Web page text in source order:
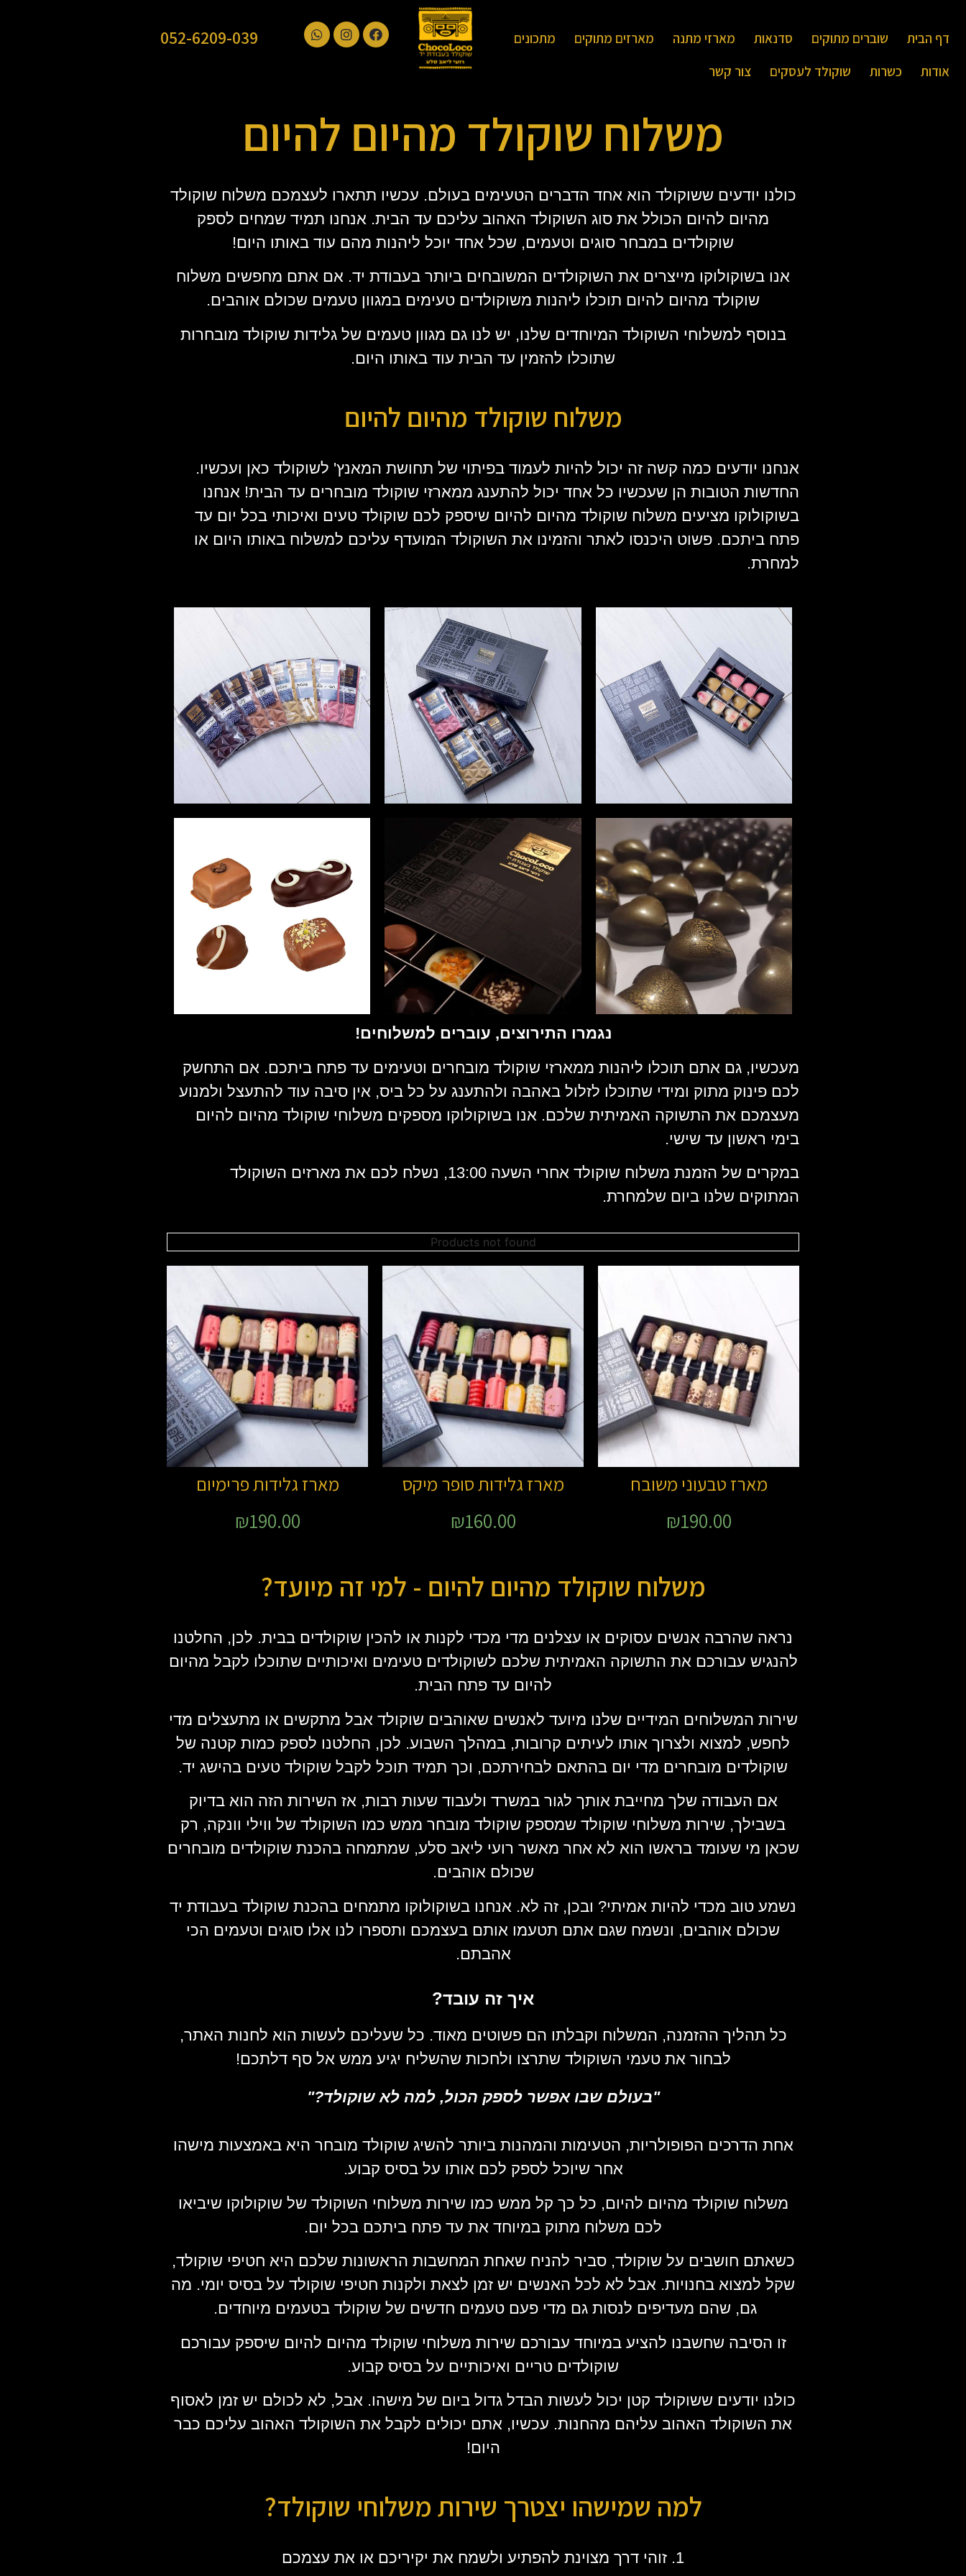
דף הבית שוברים מתוקים סדנאות מארזי מתנה מארזים מתוקים
מתכונים
אודות
כשרות שוקולד לעסקים צור קשר
052-6209-039
משלוח שוקולד מהיום להיום
כולנו יודעים ששוקולד הוא אחד הדברים הטעימים בעולם. עכשיו תתארו לעצמכם משלוח שוקולד
מהיום להיום הכולל את סוג השוקולד האהוב עליכם עד הבית. אנחנו תמיד שמחים לספק
שוקולדים במבחר סוגים וטעמים, שכל אחד יוכל ליהנות מהם עוד באותו היום!
אנו בשוקולוקו מייצרים את השוקולדים המשובחים ביותר בעבודת יד. אם אתם מחפשים משלוח
שוקולד מהיום להיום תוכלו ליהנות משוקולדים טעימים במגוון טעמים שכולם אוהבים.
בנוסף למשלוחי השוקולד המיוחדים שלנו, יש לנו גם מגוון טעמים של גלידות שוקולד מובחרות
שתוכלו להזמין עד הבית עוד באותו היום.
משלוח שוקולד מהיום להיום
אנחנו יודעים כמה קשה זה יכול להיות לעמוד בפיתוי של תחושת המאנץ' לשוקולד כאן ועכשיו.
החדשות הטובות הן שעכשיו כל אחד יכול להתענג ממארזי שוקולד מובחרים עד הבית! אנחנו
בשוקולוקו מציעים משלוח שוקולד מהיום להיום שיספק לכם שוקולד טעים ואיכותי בכל יום עד
פתח ביתכם. פשוט היכנסו לאתר והזמינו את השוקולד המועדף עליכם למשלוח באותו היום או
למחרת.
נגמרו התירוצים, עוברים למשלוחים!
מעכשיו, גם אתם תוכלו ליהנות ממארזי שוקולד מובחרים וטעימים עד פתח ביתכם. אם התחשק
לכם פינוק מתוק ומידי שתוכלו לזלול באהבה ולהתענג על כל ביס, אין סיבה עוד להתעצל ולמנוע
מעצמכם את התשוקה האמיתית שלכם. אנו בשוקולוקו מספקים משלוחי שוקולד מהיום להיום
בימי ראשון עד שישי.
במקרים של הזמנת משלוח שוקולד אחרי השעה 13:00, נשלח לכם את מארזים השוקולד
המתוקים שלנו ביום שלמחרת.
Products not found
מארז טבעוני משובח
₪190.00
מארז גלידות סופר מיקס
₪160.00
מארז גלידות פרימיום
₪190.00
משלוח שוקולד מהיום להיום - למי זה מיועד?
נראה שהרבה אנשים עסוקים או עצלנים מדי מכדי לקנות או להכין שוקולדים בבית. לכן, החלטנו
להנגיש עבורכם את התשוקה האמיתית שלכם לשוקולדים טעימים ואיכותיים שתוכלו לקבל מהיום
להיום עד פתח הבית.
שירות המשלוחים המידיים שלנו מיועד לאנשים שאוהבים שוקולד אבל מתקשים או מתעצלים מדי
לחפש, למצוא ולצרוך אותו לעיתים קרובות, במהלך השבוע. לכן, החלטנו לספק כמות קטנה של
שוקולדים מובחרים מדי יום בהתאם לבחירתכם, וכך תמיד תוכל לקבל שוקולד טעים בהישג יד.
אם העבודה שלך מחייבת אותך לגור במשרד ולעבוד שעות רבות, אז השירות הזה הוא בדיוק
בשבילך, שירות משלוחי שוקולד שמספק שוקולד מובחר ממש כמו השוקולד של ווילי וונקה, רק
שכאן מי שעומד בראשו הוא לא אחר מאשר רועי ליאב סלע, שמתמחה בהכנת שוקולדים מובחרים
שכולם אוהבים.
נשמע טוב מכדי להיות אמיתי? ובכן, זה לא. אנחנו בשוקולוקו מתמחים בהכנת שוקולד בעבודת יד
שכולם אוהבים, ונשמח שגם אתם תטעמו אותם בעצמכם ותספרו לנו אלו סוגים וטעמים הכי
אהבתם.
איך זה עובד?
כל תהליך ההזמנה, המשלוח וקבלתו הם פשוטים מאוד. כל שעליכם לעשות הוא לחנות האתר,
לבחור את טעמי השוקולד שתרצו ולחכות שהשליח יגיע ממש אל סף דלתכם!
"בעולם שבו אפשר לספק הכול, למה לא שוקולד?"
אחת הדרכים הפופולריות, הטעימות והמהנות ביותר להשיג שוקולד מובחר היא באמצעות מישהו
אחר שיוכל לספק לכם אותו על בסיס קבוע.
משלוח שוקולד מהיום להיום, כל כך קל ממש כמו שירות משלוחי השוקולד של שוקולוקו שיביאו
לכם משלוח מתוק במיוחד את עד פתח ביתכם בכל יום.
כשאתם חושבים על שוקולד, סביר להניח שאחת המחשבות הראשונות שלכם היא חטיפי שוקולד,
שקל למצוא בחנויות. אבל לא לכל האנשים יש זמן לצאת ולקנות חטיפי שוקולד על בסיס יומי. מה
גם, שהם מעדיפים לנסות גם מדי פעם טעמים חדשים של שוקולד בטעמים מיוחדים.
זו הסיבה שחשבנו להציע במיוחד עבורכם שירות משלוחי שוקולד מהיום להיום שיספק עבורכם
שוקולדים טריים ואיכותיים על בסיס קבוע.
כולנו יודעים ששוקולד קטן יכול לעשות הבדל גדול ביום של מישהו. אבל, לא לכולם יש זמן לאסוף
את השוקולד האהוב עליהם מהחנות. עכשיו, אתם יכולים לקבל את השוקולד האהוב עליכם כבר
היום!
למה שמישהו יצטרך שירות משלוחי שוקולד?
1. זוהי דרך מצוינת להפתיע ולשמח את יקיריכם או את עצמכם